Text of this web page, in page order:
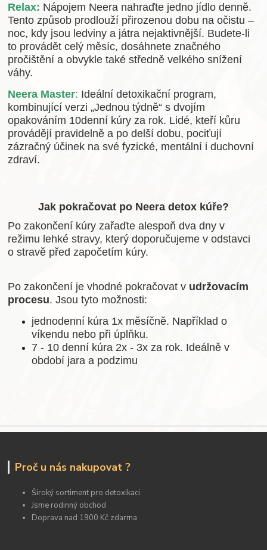
Relax: Nápojem Neera nahraďte jedno jídlo denně.
Tento způsob prodlouží přirozenou dobu na očistu –
noc, kdy jsou ledviny a játra nejaktivnější. Budete-li
to provádět celý měsíc, dosáhnete značného
pročištění a obvykle také středně velkého snížení
váhy.
Neera Master: Ideální detoxikační program,
kombinující verzi „Jednou týdně“ s dvojím
opakováním 10denní kúry za rok. Lidé, kteří kůru
provádějí pravidelně a po delší dobu, pociťují
zázračný účinek na své fyzické, mentální i duchovní
zdraví.
Jak pokračovat po Neera detox kúře?
Po zakončení kúry zařaďte alespoň dva dny v
režimu lehké stravy, který doporučujeme v odstavci
o stravě před započetím kúry.
Po zakončení je vhodné pokračovat v udržovacím
procesu. Jsou tyto možnosti:
jednodenní kúra 1x měsíčně. Například o
víkendu nebo při úplňku.
7 - 10 denní kúra 2x - 3x za rok. Ideálně v
období jara a podzimu
Proč u nás nakupovat ?
Široký sortiment pro detoxikaci
Jsme rodinný obchod
Doprava nad 1900 Kč zdarma